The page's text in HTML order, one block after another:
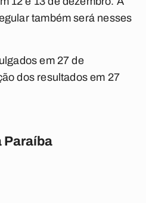
também será nesses
em 27 de
dos resultados em 27
Paraíba